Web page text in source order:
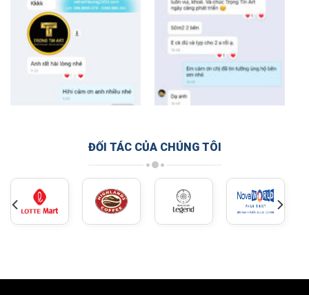
ĐỐI TÁC CỦA CHÚNG TÔI